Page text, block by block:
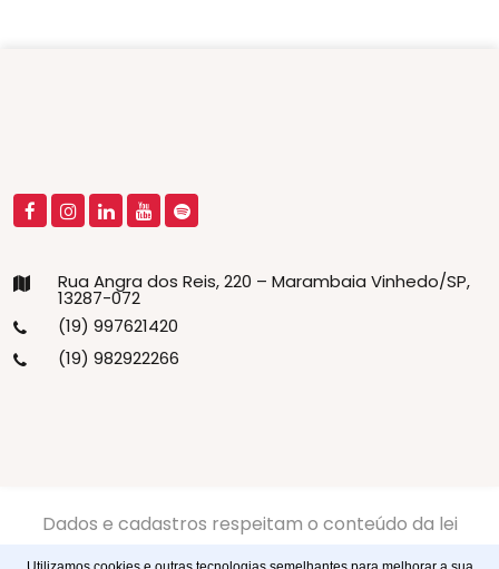
Rua Angra dos Reis, 220 – Marambaia Vinhedo/SP,
13287-072
(19) 997621420
(19) 982922266
Dados e cadastros respeitam o conteúdo da lei
13.709/2018 LGPD -
Politíca de Privacidade Politíca de